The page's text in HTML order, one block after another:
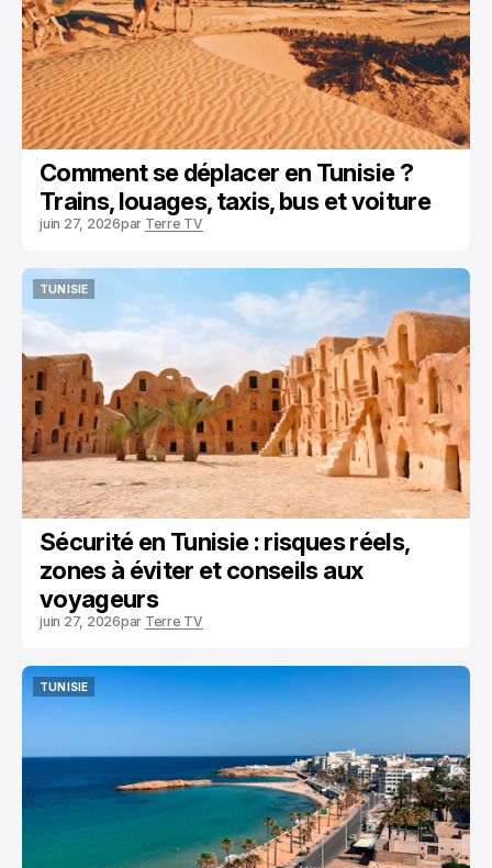
Comment se déplacer en Tunisie ?
Trains, louages, taxis, bus et voiture
juin 27, 2026par Terre TV
TUNISIE
Sécurité en Tunisie : risques réels,
zones à éviter et conseils aux
voyageurs
juin 27, 2026par Terre TV
TUNISIE